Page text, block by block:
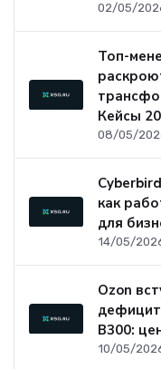
02/05/
Топ-
Кейсы
08/05/
как
для
14/05/
Ozon
B300:
10/05/